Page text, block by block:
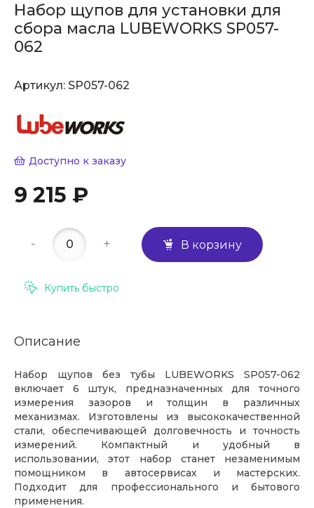
Набор щупов для установки для
сбора масла LUBEWORKS SP057-
062
Артикул: SP057-062
Доступно к заказу
9 215 ₽
- + В корзину
Купить быстро
Описание
Набор щупов без тубы LUBEWORKS SP057-062
включает 6 штук, предназначенных для точного
измерения зазоров и толщин в различных
механизмах. Изготовлены из высококачественной
стали, обеспечивающей долговечность и точность
измерений. Компактный и удобный в
использовании, этот набор станет незаменимым
помощником в автосервисах и мастерских.
Подходит для профессионального и бытового
применения.